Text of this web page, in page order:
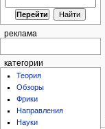
реклама
категории
Теория
Обзоры
Фрики
Направления
Науки